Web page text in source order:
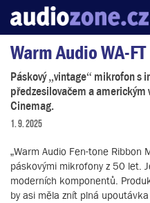
Server o digitálním zpracování zvuku
Warm Audio WA-FT
Páskový „vintage“ mikrofon s
předzesilovačem a
Cinemag.
1. 9. 2025
„Warm Audio Fen-tone Ribbon
páskovými mikrofony z 50 let.
moderních komponentů.
by asi měla znít plná